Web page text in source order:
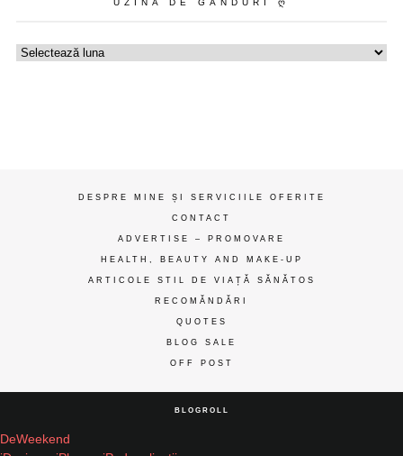
Uzina
DESPRE MINE ȘI SERVICIILE OFERITE
CONTACT
ADVERTISE – PROMOVARE
HEALTH, BEAUTY AND MAKE-UP
ARTICOLE STIL DE VIAȚĂ SĂNĂTOS
RECOMĂNDĂRI
QUOTES
BLOG SALE
OFF POST
BLOGROLL
DeWeekend